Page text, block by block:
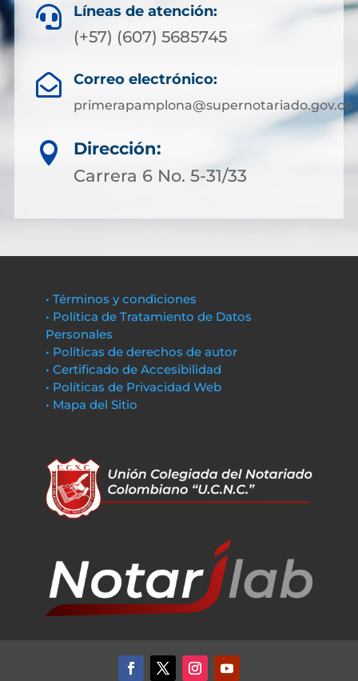
 Líneas de atención:
(+57) (607) 5685745
 Correo electrónico:
primerapamplona@supernotariado.gov.co

Dirección:
Carrera 6 No. 5-31/33
• Términos y condiciones
• Política de Tratamiento de Datos
Personales
• Políticas de derechos de autor
• Certificado de Accesibilidad
• Políticas de Privacidad Web
• Mapa del Sitio